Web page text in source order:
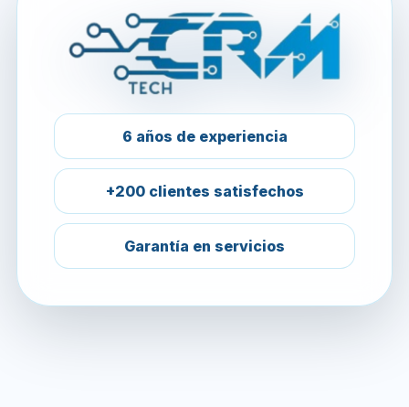
6 años de experiencia
+200 clientes satisfechos
Garantía en servicios